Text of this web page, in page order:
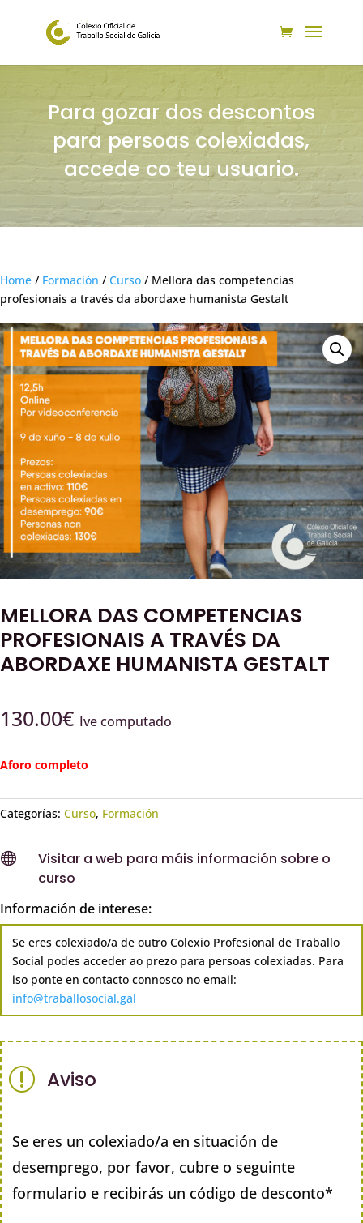
Para gozar dos descontos
para persoas colexiadas,
accede co teu usuario.
Home / Formación / Curso / Mellora das competencias
profesionais a través da abordaxe humanista Gestalt
MELLORA DAS COMPETENCIAS
PROFESIONAIS A TRAVÉS DA
ABORDAXE HUMANISTA GESTALT
130.00€ Ive computado
Aforo completo
Categorías: Curso, Formación

Visitar a web para máis información sobre o
curso
Información de interese:
Se eres colexiado/a de outro Colexio Profesional de Traballo
Social podes acceder ao prezo para persoas colexiadas. Para
iso ponte en contacto connosco no email:
info@traballosocial.gal
r Aviso
Se eres un colexiado/a en situación de
desemprego, por favor, cubre o seguinte
formulario e recibirás un código de desconto*